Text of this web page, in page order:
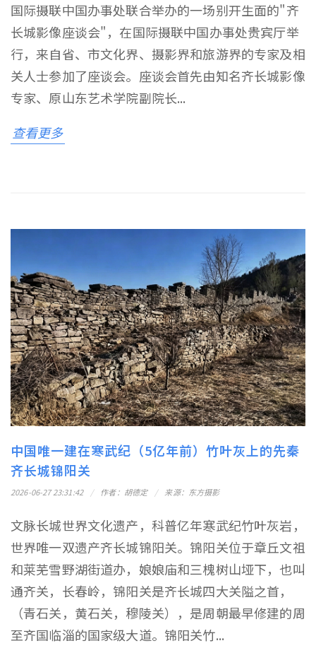
国际摄联中国办事处联合举办的一场别开生面的"齐
长城影像座谈会"，在国际摄联中国办事处贵宾厅举
行，来自省、市文化界、摄影界和旅游界的专家及相
关人士参加了座谈会。座谈会首先由知名齐长城影像
专家、原山东艺术学院副院长...
查看更多
中国唯一建在寒武纪（5亿年前）竹叶灰上的先秦
齐长城锦阳关
2026-06-27 23:31:42 作者：胡德定 来源：东方摄影
文脉长城世界文化遗产，科普亿年寒武纪竹叶灰岩，
世界唯一双遗产齐长城锦阳关。锦阳关位于章丘文祖
和莱芜雪野湖街道办，娘娘庙和三槐树山垭下，也叫
通齐关，长春岭，锦阳关是齐长城四大关隘之首，
（青石关，黄石关，穆陵关），是周朝最早修建的周
至齐国临淄的国家级大道。锦阳关竹...